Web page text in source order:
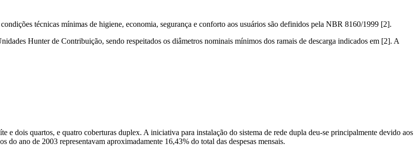
técnicas mínimas de higiene, economia, segurança e conforto aos usuários são definidos pela NBR 8160/1999 [2].
Hunter de Contribuição, sendo respeitados os diâmetros nominais mínimos dos ramais de descarga indicados em [2]. A
e dois quartos, e quatro coberturas duplex. A iniciativa para instalação do sistema de rede dupla deu-se principalmente devido aos
do ano de 2003 representavam aproximadamente 16,43% do total das despesas mensais.